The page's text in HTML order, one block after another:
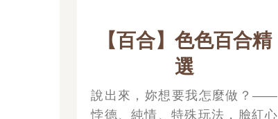
【百合】色色百合精
選
說出來，妳想要我怎麼做？——
悖德、純情、特殊玩法，臉紅心